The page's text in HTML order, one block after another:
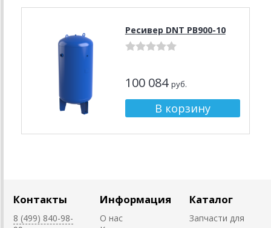
Ресивер DNT РВ900-10
100 084 руб.
Контакты
8 (499) 840-98-
Информация
О нас
Каталог
Запчасти для